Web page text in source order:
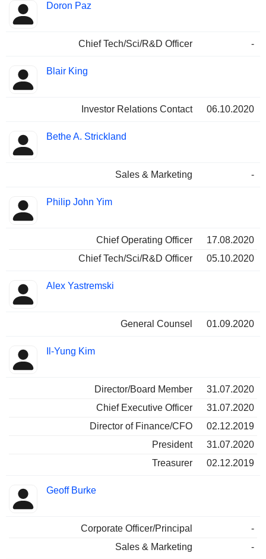
Doron Paz
Chief Tech/Sci/R&D Officer -
Blair King
Investor Relations Contact 06.10.2020
Bethe A. Strickland
Sales & Marketing -
Philip John Yim
Chief Operating Officer
17.08.2020
Chief Tech/Sci/R&D Officer
05.10.2020
Alex Yastremski
General Counsel 01.09.2020
Il-Yung Kim
Director/Board Member
31.07.2020
Chief Executive Officer
31.07.2020
Director of Finance/CFO
02.12.2019
President
31.07.2020
Treasurer
02.12.2019
Geoff Burke
Corporate Officer/Principal
-
Sales & Marketing
-